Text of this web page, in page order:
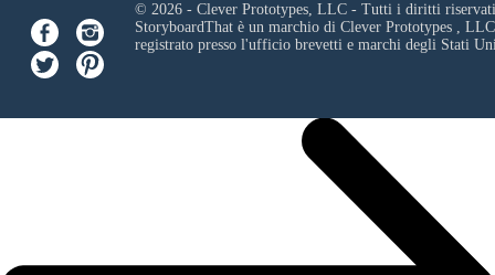
© 2026 - Clever Prototypes, LLC - Tutti i diritti
StoryboardThat è un marchio di Clever Prototypes , LLC
registrato presso l'ufficio brevetti e marchi degli Stati